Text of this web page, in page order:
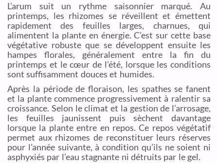
L’arum suit un rythme saisonnier marqué. Au
printemps, les rhizomes se réveillent et émettent
rapidement des feuilles larges, charnues, qui
alimentent la plante en énergie. C’est sur cette base
végétative robuste que se développent ensuite les
hampes florales, généralement entre la fin du
printemps et le cœur de l’été, lorsque les conditions
sont suffisamment douces et humides.
Après la période de floraison, les spathes se fanent
et la plante commence progressivement à ralentir sa
croissance. Selon le climat et la gestion de l’arrosage,
les feuilles jaunissent puis sèchent davantage
lorsque la plante entre en repos. Ce repos végétatif
permet aux rhizomes de reconstituer leurs réserves
pour l’année suivante, à condition qu’ils ne soient ni
asphyxiés par l’eau stagnante ni détruits par le gel.